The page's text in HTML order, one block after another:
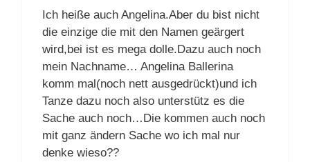
Ich heiße auch Angelina.Aber du bist nicht
die einzige die mit den Namen geärgert
wird,bei ist es mega dolle.Dazu auch noch
mein Nachname… Angelina Ballerina
komm mal(noch nett ausgedrückt)und ich
Tanze dazu noch also unterstütz es die
Sache auch noch…Die kommen auch noch
mit ganz ändern Sache wo ich mal nur
denke wieso??